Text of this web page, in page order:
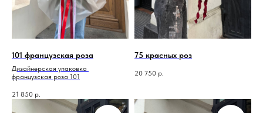
101 французская роза
Дизайнерская упаковка
французская роза 101
21 850 р.
75 красных роз
20 750 р.